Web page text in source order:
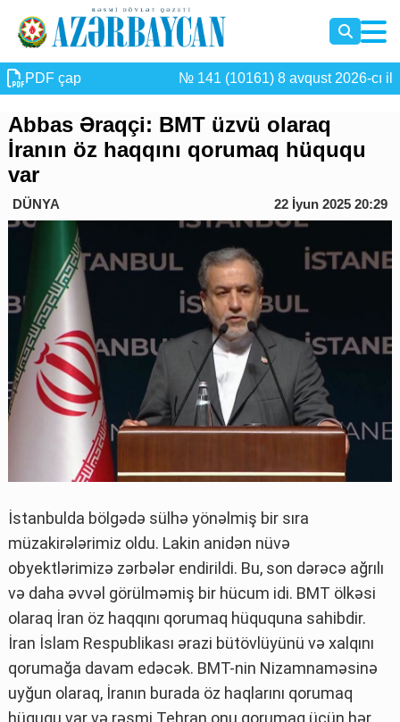
PDF çap № 141 (10161) 8 avqust 2026-cı il
Abbas Əraqçi: BMT üzvü olaraq
İranın öz haqqını qorumaq hüququ
var
DÜNYA 22 İyun 2025 20:29
İstanbulda bölgədə sülhə yönəlmiş bir sıra
müzakirələrimiz oldu. Lakin anidən nüvə
obyektlərimizə zərbələr endirildi. Bu, son dərəcə ağrılı
və daha əvvəl görülməmiş bir hücum idi. BMT ölkəsi
olaraq İran öz haqqını qorumaq hüququna sahibdir.
İran İslam Respublikası ərazi bütövlüyünü və xalqını
qorumağa davam edəcək. BMT-nin Nizamnaməsinə
uyğun olaraq, İranın burada öz haqlarını qorumaq